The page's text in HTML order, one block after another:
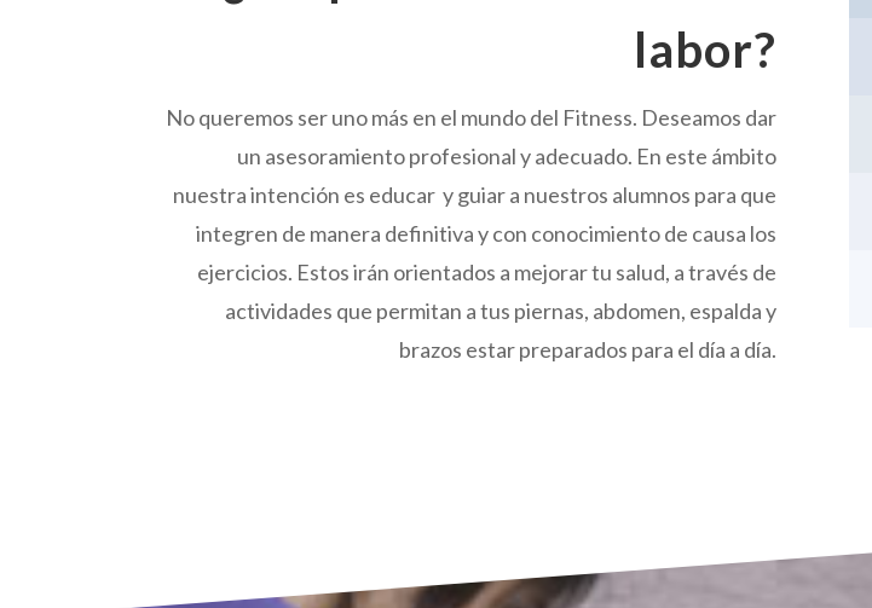
labor?
No queremos ser uno más en el mundo del Fitness. Deseamos dar
un asesoramiento profesional y adecuado. En este ámbito
nuestra intención es educar y guiar a nuestros alumnos para que
integren de manera definitiva y con conocimiento de causa los
ejercicios. Estos irán orientados a mejorar tu salud, a través de
actividades que permitan a tus piernas, abdomen, espalda y
brazos estar preparados para el día a día.